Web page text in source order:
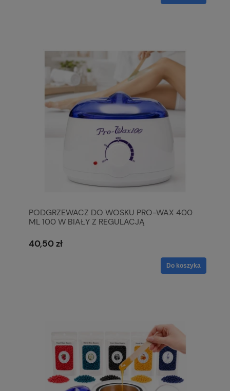
PODGRZEWACZ DO WOSKU PRO-WAX 400
ML 100 W BIAŁY Z REGULACJĄ
40,50 zł
Do koszyka